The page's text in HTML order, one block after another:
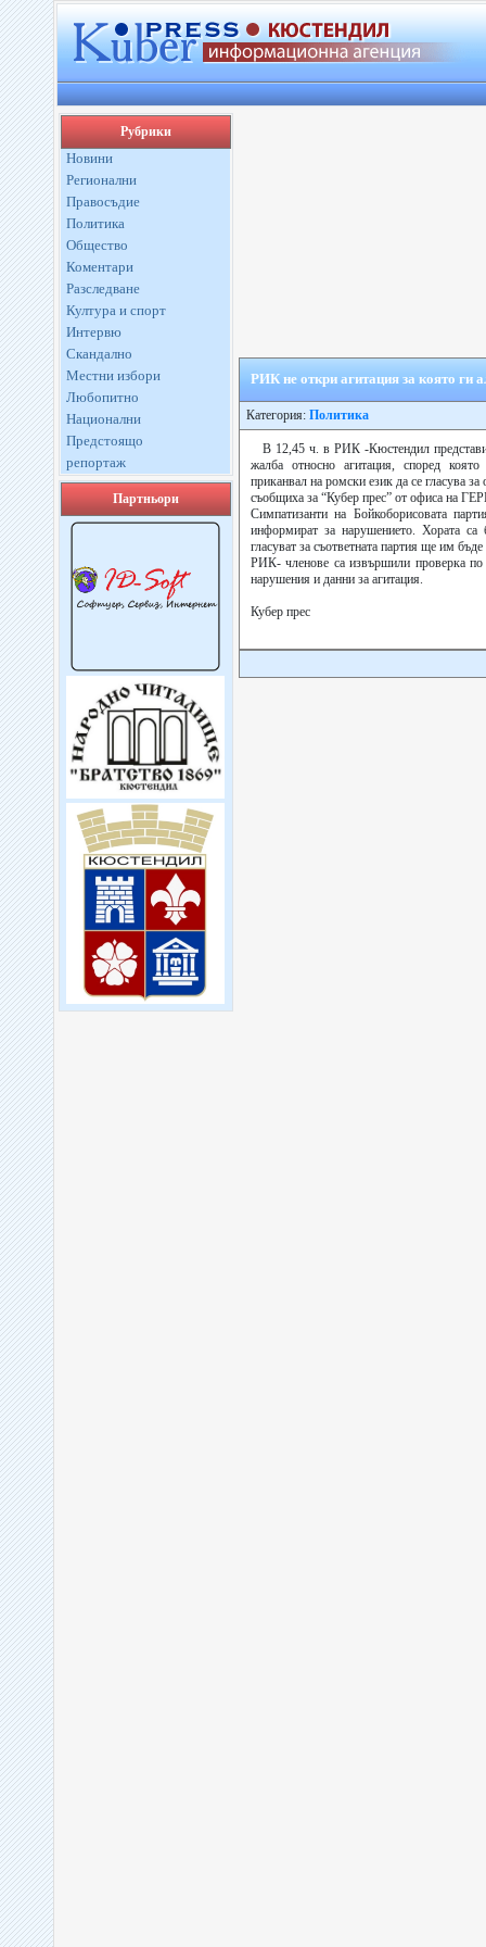
Рубрики
Новини
Регионални
Правосъдие
Политика
Общество
Коментари
Разследване
Култура и спорт
Интервю
Скандално
Местни избори
Любопитно
Национални
Предстоящо
репортаж
Партньори
РИК не откри агитация за която ги
Категория: Политика
В 12,45 ч. в РИК -Кюстендил
жалба относно агитация, според
приканвал на ромски език да се гласува за
съобщиха за “Кубер прес” от офиса на
Симпатизанти на Бойкоборисовата
информират за нарушението. Хората
гласуват за съответната партия ще им
РИК- членове са извършили проверка по
нарушения и данни за агитация.
Кубер прес